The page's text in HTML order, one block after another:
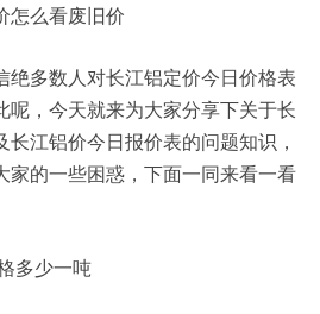
怎么看废旧价
绝多数人对长江铝定价今日价格表
呢，今天就来为大家分享下关于长
江铝价今日报价表的问题知识，
家的一些困惑，下面一同来看一看
多少一吨